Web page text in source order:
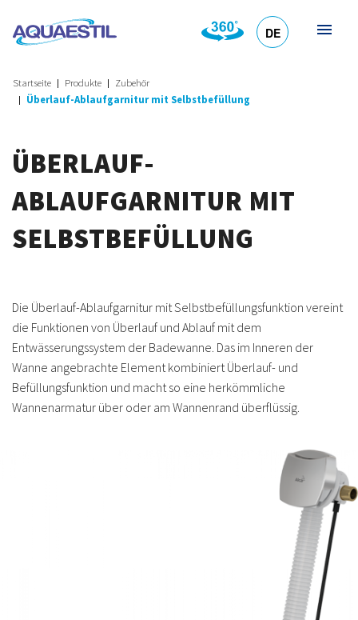
DE
Startseite Produkte
Zubehör
Überlauf-Ablaufgarnitur mit Selbstbefüllung
ÜBERLAUF-
ABLAUFGARNITUR MIT
SELBSTBEFÜLLUNG
Die Überlauf-Ablaufgarnitur mit Selbstbefüllungsfunktion vereint
die Funktionen von Überlauf und Ablauf mit dem
Entwässerungssystem der Badewanne. Das im Inneren der
Wanne angebrachte Element kombiniert Überlauf- und
Befüllungsfunktion und macht so eine herkömmliche
Wannenarmatur über oder am Wannenrand überflüssig.